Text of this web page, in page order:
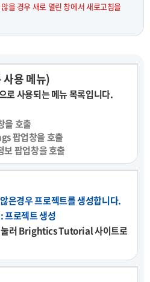
을 경우 새로 열린 창에서 새로고침을
사용 메뉴)
사용되는 메뉴 목록입니다.
호출
팝업창을 호출
팝업창을 호출
은경우 프로젝트를 생성합니다.
로젝트 생성
러 Brightics Tutorial 사이트로